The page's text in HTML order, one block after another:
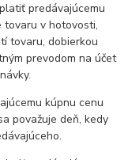
predávajúcemu
tovaru v hotovosti,
tovaru, dobierkou
prevodom na účet
kúpnu cenu
považuje deň, kedy